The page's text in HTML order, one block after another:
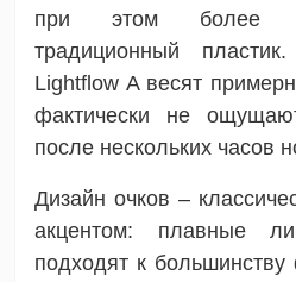
при этом более
традиционный
Lightflow A весят
фактически не
после нескольких часов
Дизайн очков –
акцентом: плавные
подходят к